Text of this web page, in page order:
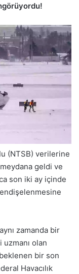
(NTSB) verilerine
meydana geldi ve
son iki ay içinde
endişelenmesine
zamanda bir
uzmanı olan
bir son
Havacılık